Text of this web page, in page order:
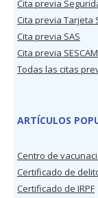
Cita previa
Cita previa Tarjeta
Cita previa SAS
Cita previa SESCAM
Todas las citas
ARTÍCULOS
Centro de
Certificado de
Certificado de IRPF